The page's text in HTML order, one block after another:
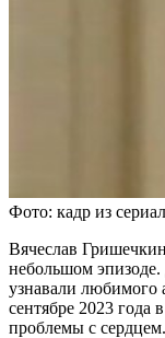
Фото: кадр из
Вячеслав
небольшом
узнавали любимого
сентябре 2023 года
проблемы с сердцем.